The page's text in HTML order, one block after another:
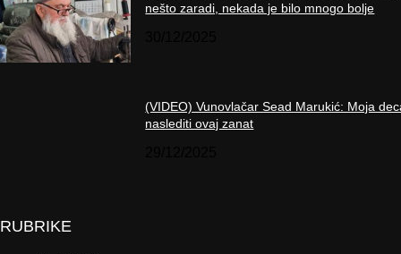
nešto zaradi, nekada je bilo mnogo bolje
(VIDEO) Vunovlačar Sead Marukić: Moja
naslediti ovaj zanat
RUBRIKE